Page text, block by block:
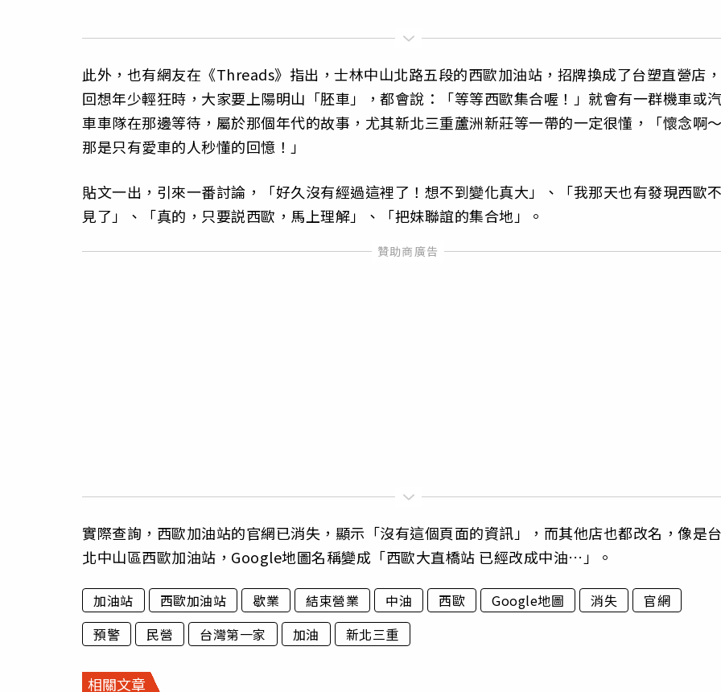
此外，也有網友在《Threads》指出，士林中山北路五段的西歐加油站，招牌換成了台塑直營店，
回想年少輕狂時，大家要上陽明山「胚車」，都會說：「等等西歐集合喔！」就會有一群機車或
車車隊在那邊等待，屬於那個年代的故事，尤其新北三重蘆洲新莊等一帶的一定很懂，「懷念啊
那是只有愛車的人秒懂的回憶！」
貼文一出，引來一番討論，「好久沒有經過這裡了！想不到變化真大」、「我那天也有發現西歐
見了」、「真的，只要説西歐，馬上理解」、「把妹聯誼的集合地」。
實際查詢，西歐加油站的官網已消失，顯示「沒有這個頁面的資訊」，而其他店也都改名，像是
北中山區西歐加油站，Google地圖名稱變成「西歐大直橋站 已經改成中油…」。
加油站 西歐加油站 歇業 結束營業 中油 西歐 Google地圖 消失
官網
預警
民營 台灣第一家 加油 新北三重
相關文章